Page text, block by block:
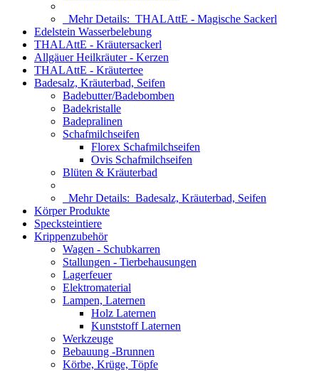
Mehr Details: THALAttE - Magische Sackerl
Edelstein Wasserbelebung
THALAttE - Kräutersackerl
Allgäuer Heilkräuter - Kerzen
THALAttE - Kräutertee
Badesalz, Kräuterbad, Seifen
Badebutter/Badebomben
Badekristalle
Badepralinen
Schafmilchseifen
Florex Schafmilchseifen
Ovis Schafmilchseifen
Blüten & Kräuterbad
Mehr Details: Badesalz, Kräuterbad, Seifen
Körper Produkte
Specksteintiere
Krippenzubehör
Wagen - Schubkarren
Stallungen - Tierbehausungen
Lagerfeuer
Elektromaterial
Lampen, Laternen
Holz Laternen
Kunststoff Laternen
Werkzeuge
Bebauung -Brunnen
Körbe, Krüge, Töpfe